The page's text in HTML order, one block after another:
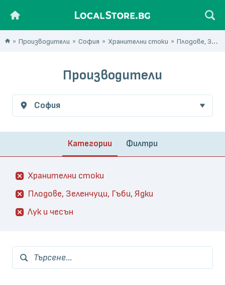
Производители София Хранителни стоки Плодове, Зеленчуци, Гъби, Ядки
Производители
София
Категории Филтри
Хранителни стоки
Плодове, Зеленчуци, Гъби, Ядки
Лук и чесън
Търсене...